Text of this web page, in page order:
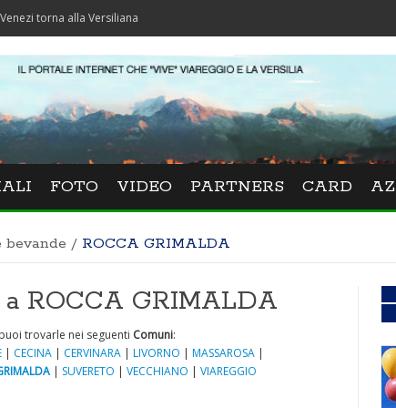
alla Versiliana
FOTO VIDEO PARTNERS CARD
/ ROCCA GRIMALDA
ROCCA GRIMALDA
puoi trovarle nei seguenti Comuni:
| CECINA | CERVINARA | LIVORNO | MASSAROSA |
| SUVERETO | VECCHIANO | VIAREGGIO